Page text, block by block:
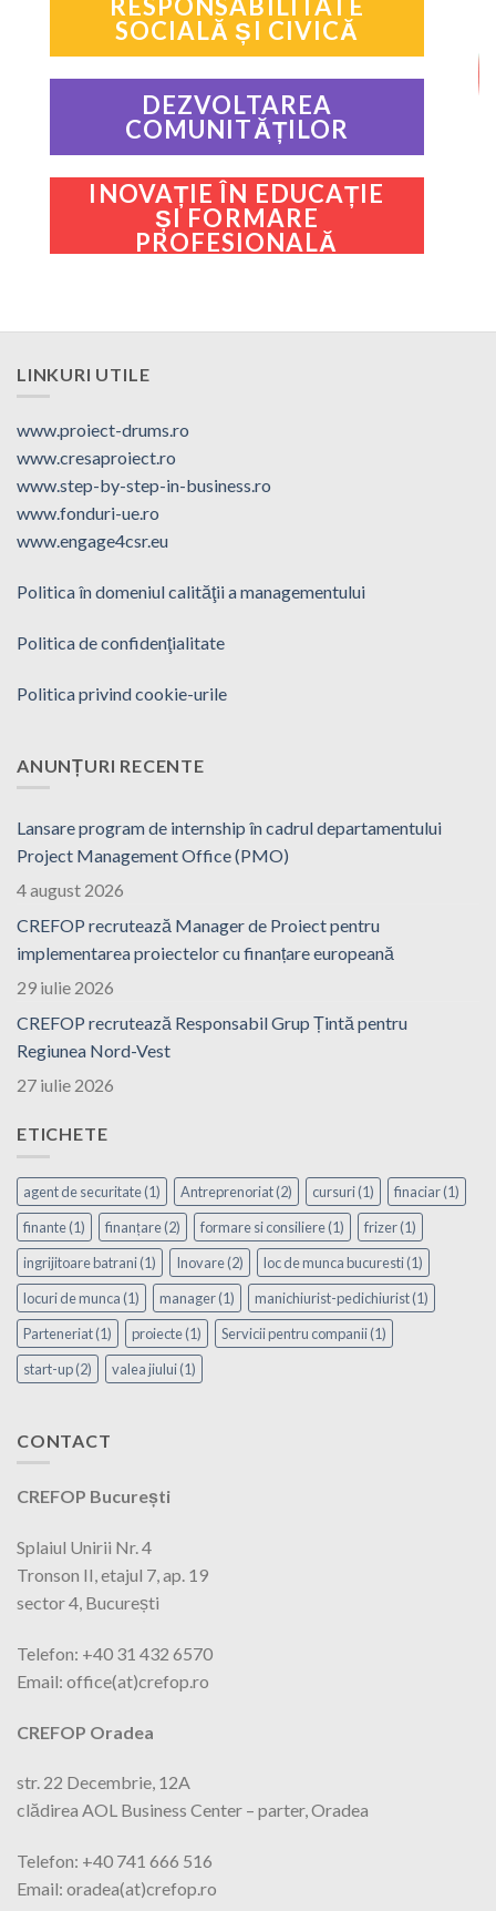
SOCIALĂ ȘI CIVICĂ
DEZVOLTAREA
COMUNITĂȚILOR
INOVAȚIE ÎN EDUCAȚIE
ȘI FORMARE
PROFESIONALĂ
LINKURI UTILE
www.proiect-drums.ro
www.cresaproiect.ro
www.step-by-step-in-business.ro
www.fonduri-ue.ro
www.engage4csr.eu
Politica în domeniul calităţii a managementului
Politica de confidenţialitate
Politica privind cookie-urile
ANUNȚURI RECENTE
Lansare program de internship în cadrul departamentului
Project Management Office (PMO)
4 august 2026
CREFOP recrutează Manager de Proiect pentru
implementarea proiectelor cu finanțare europeană
29 iulie 2026
CREFOP recrutează Responsabil Grup Țintă pentru
Regiunea Nord-Vest
27 iulie 2026
ETICHETE
agent de securitate(1) Antreprenoriat(2) cursuri(1) finaciar(1)
finante(1) finanțare(2) formare si consiliere(1) frizer(1)
ingrijitoare batrani(1) Inovare(2) loc de munca bucuresti(1)
locuri de munca (1) manager(1) manichiurist-pedichiurist(1)
Parteneriat(1) proiecte(1) Servicii pentru companii(1)
start-up(2) valea jiului(1)
CONTACT
CREFOP București
Splaiul Unirii Nr. 4
Tronson II, etajul 7, ap. 19
sector 4, București
Telefon: +40 31 432 6570
Email: office(at)crefop.ro
CREFOP Oradea
str. 22 Decembrie, 12A
clădirea AOL Business Center – parter, Oradea
Telefon: +40 741 666 516
Email: oradea(at)crefop.ro